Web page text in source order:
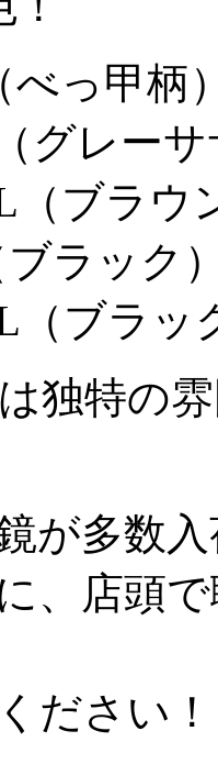
べっ甲柄
グレー
（ブラウ
ラック
（ブラッ
独特の
が多数
、店頭
ださい！